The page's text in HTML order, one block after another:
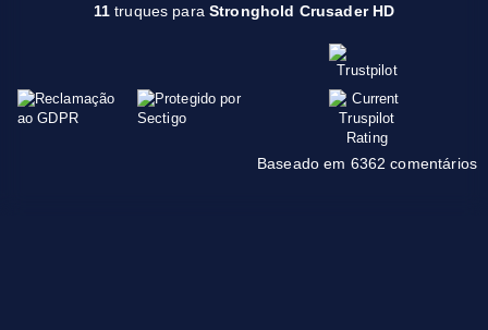
11truques paraStronghold Crusader HD
Baseado em 6362 comentários